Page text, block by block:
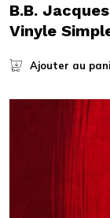
B.B.
Vinyle
Ajouter au